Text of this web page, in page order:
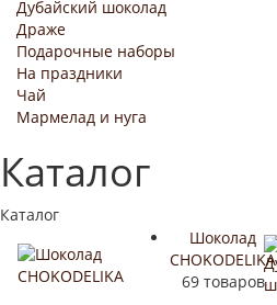
Дубайский шоколад
Драже
Подарочные наборы
На праздники
Чай
Мармелад и нуга
Каталог
Каталог
Шоколад
CHOKODELIKA
69 товаров